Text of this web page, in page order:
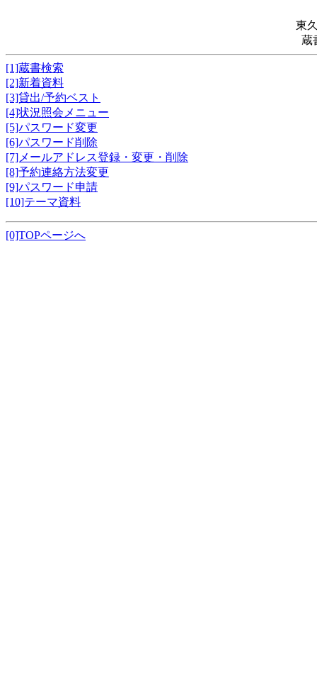
東
蔵
[1]蔵書検索
[2]新着資料
[3]貸出/予約ベスト
[4]状況照会メニュー
[5]パスワード変更
[6]パスワード削除
[7]メールアドレス登録・変更・削除
[8]予約連絡方法変更
[9]パスワード申請
[10]テーマ資料
[0]TOPページへ